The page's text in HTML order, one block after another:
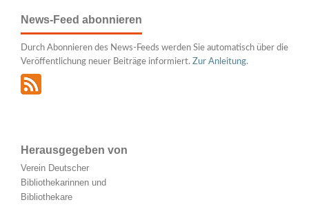
News-Feed abonnieren
Durch Abonnieren des News-Feeds werden Sie automatisch über die
Veröffentlichung neuer Beiträge informiert. Zur Anleitung.
Herausgegeben von
Verein Deutscher
Bibliothekarinnen und
Bibliothekare